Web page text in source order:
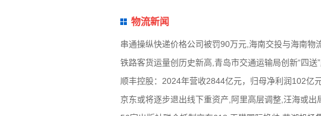
物流新闻
串通操纵快递价格公司被罚90万元,海南交投与海南物
铁路客货运量创历史新高,青岛市交通运输局创新“四
顺丰控股：2024年营收2844亿元，归母净利润102亿
京东或将逐步退出线下重资产,阿里高层调整,汪海或